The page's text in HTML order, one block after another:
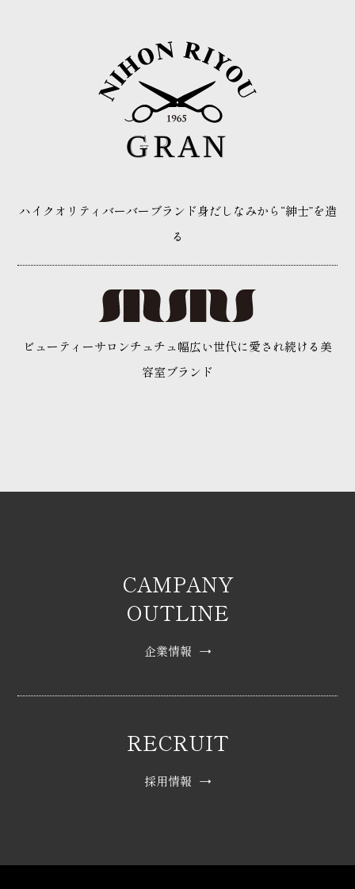
ハイクオリティバーバーブランド身だしなみから“紳士”を造
る
ビューティーサロンチュチュ幅広い世代に愛され続ける 美
容室ブランド
CAMPANY
OUTLINE
企業情報 →
RECRUIT
採用情報 →